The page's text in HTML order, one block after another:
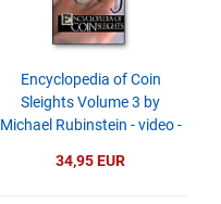
Encyclopedia of Coin
Sleights Volume 3 by
Michael Rubinstein - video -
34,95 EUR